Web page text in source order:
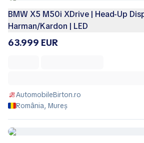
BMW X5 M50i XDrive | Head-Up
Harman/Kardon | LED
63.999 EUR
AutomobileBirton.ro
România, Mureș